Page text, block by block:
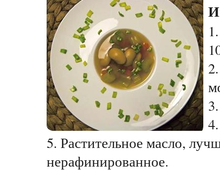
5. Растительное масло,
нерафинированное.